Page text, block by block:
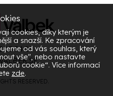
15 34 26
RESERVED.
cookies, díky kterým je
a snazší. Ke zpracování
od vás souhlas, který
vše", nebo nastavte
cookie“. Více informací
zde.